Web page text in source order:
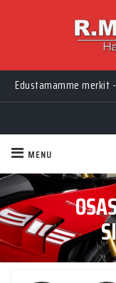
Edustamamme merkit -
MENU